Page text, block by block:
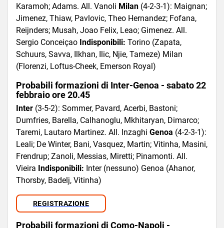
Karamoh; Adams. All. Vanoli Milan (4-2-3-1): Maignan;
Jimenez, Thiaw, Pavlovic, Theo Hernandez; Fofana,
Reijnders; Musah, Joao Felix, Leao; Gimenez. All.
Sergio Conceiçao Indisponibili: Torino (Zapata,
Schuurs, Savva, Ilkhan, Ilic, Njie, Tameze) Milan
(Florenzi, Loftus-Cheek, Emerson Royal)
Probabili formazioni di Inter-Genoa - sabato 22
febbraio ore 20.45
Inter (3-5-2): Sommer, Pavard, Acerbi, Bastoni;
Dumfries, Barella, Calhanoglu, Mkhitaryan, Dimarco;
Taremi, Lautaro Martinez. All. Inzaghi Genoa (4-2-3-1):
Leali; De Winter, Bani, Vasquez, Martin; Vitinha, Masini,
Frendrup; Zanoli, Messias, Miretti; Pinamonti. All.
Vieira Indisponibili: Inter (nessuno) Genoa (Ahanor,
Thorsby, Badelj, Vitinha)
REGISTRAZIONE
Probabili formazioni di Como-Napoli -